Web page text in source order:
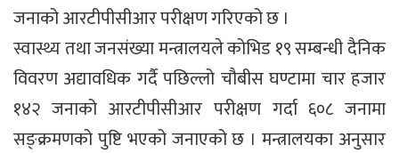
जनाको आरटीपीसीआर परीक्षण गरिएको छ ।
स्वास्थ्य तथा जनसंख्या मन्त्रालयले कोभिड १९ सम्बन्धी दैनिक
विवरण अद्यावधिक गर्दै पछिल्लो चौबीस घण्टामा चार हजार
१४२ जनाको आरटीपीसीआर परीक्षण गर्दा ६०८ जनामा
सङ्क्रमणको पुष्टि भएको जनाएको छ । मन्त्रालयका अनुसार